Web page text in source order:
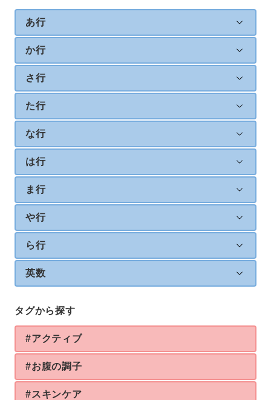
あ行
か行
さ行
た行
な行
は行
ま行
や行
ら行
英数
タグから探す
#アクティブ
#お腹の調子
#スキンケア